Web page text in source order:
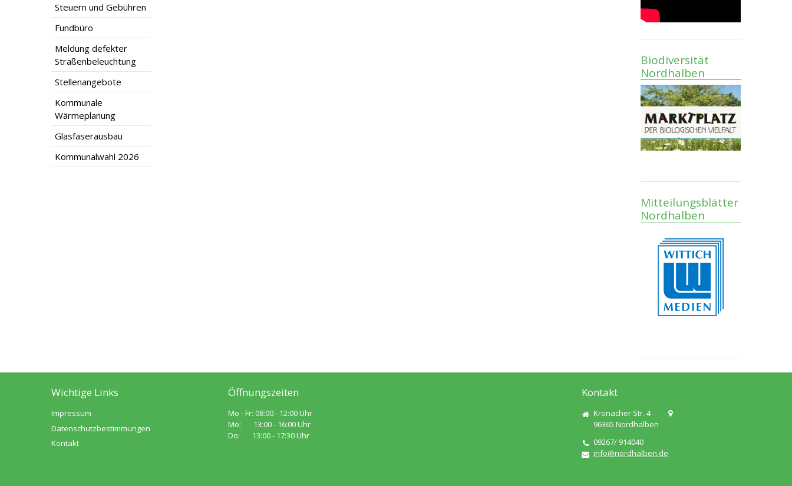
Steuern und Gebühren
Fundbüro
Meldung defekter
Straßenbeleuchtung
Stellenangebote
Kommunale
Wärmeplanung
Glasfaserausbau
Kommunalwahl 2026
Biodiversität
Nordhalben
Mitteilungsblätter
Nordhalben
Wichtige Links
Impressum
Datenschutzbestimmungen
Kontakt
Öffnungszeiten
Mo - Fr: 08:00 - 12:00 Uhr
Mo: 13:00 - 16:00 Uhr
Do: 13:00 - 17:30 Uhr
Kontakt
Kronacher Str. 4
96365 Nordhalben
09267/ 914040
info@nordhalben.de